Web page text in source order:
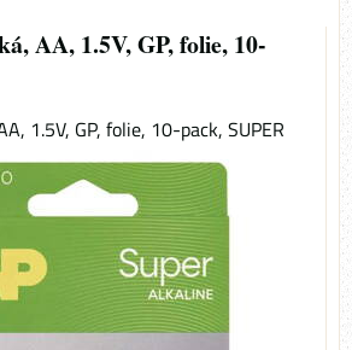
AA, 1.5V, GP, folie, 10-
1.5V, GP, folie, 10-pack, SUPER